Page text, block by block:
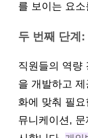
를 보이는 요
두 번째 단계
직원들의 역량
을 개발하고
화에 맞춰 필
뮤니케이션,